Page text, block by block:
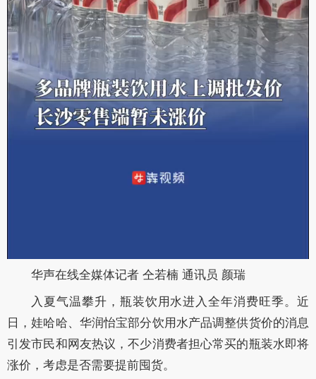
华声在线全媒体记者 仝若楠 通讯员 颜瑞
入夏气温攀升，瓶装饮用水进入全年消费旺季。近
日，娃哈哈、华润怡宝部分饮用水产品调整供货价的消息
引发市民和网友热议，不少消费者担心常买的瓶装水即将
涨价，考虑是否需要提前囤货。